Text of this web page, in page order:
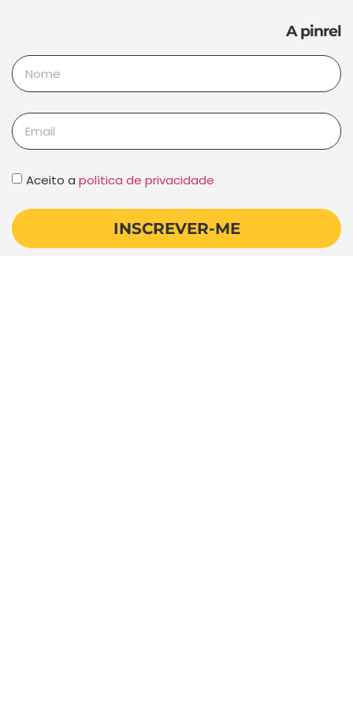
A pinrel
Aceito a política de privacidade
INSCREVER-ME